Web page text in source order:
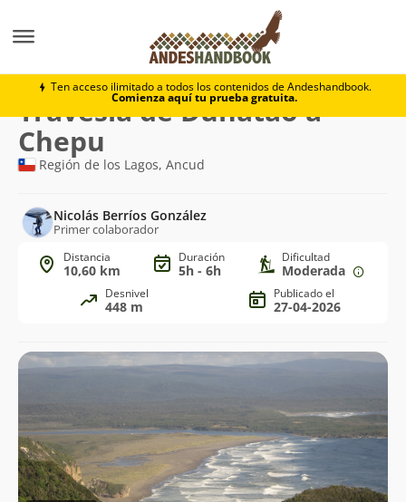
Ten acceso ilimitado a todos los contenidos de Andeshandbook.
Comienza aquí tu prueba gratuita.
Travesía de Duhatao a Chepu
Ruta
de
trekking
Travesía de Duhatao a
Chepu
Región de los Lagos, Ancud
Nicolás Berríos González
Primer colaborador
Distancia
10,60 km
Duración
5h - 6h
Dificultad
Moderada
Desnivel
448 m
Publicado el
27-04-2026